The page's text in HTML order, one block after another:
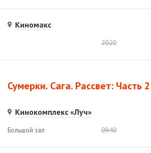
Киномакс
20:20
Сумерки. Сага. Рассвет: Часть 2
Кинокомплекс «Луч»
Большой зал 09:40